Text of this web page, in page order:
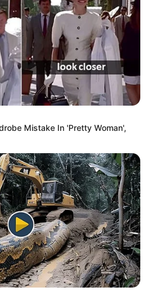
travado na Câmara dos
por erro em seu texto.
celetista, estatutário ou
— entenda o que muda
e na sua carreira.
NOS ÚLTIMOS 30 DIAS
realiza a maior entrega de
aos Agentes de Saúde da
Mistake In 'Pretty Woman',